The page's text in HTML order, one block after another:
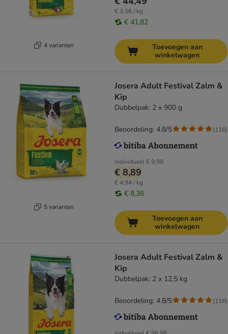
4 varianten
€ 3,56 / kg
€ 41,82
Toevoegen aan
winkelwagen
5 varianten
Josera Adult Festival Zalm &
Kip
Dubbelpak: 2 x 900 g
individueel€ 9,98
€ 8,89
€ 4,94 / kg
€ 8,36
Beoordeling: 4.8/5 (116)
Toevoegen aan
winkelwagen
Josera Adult Festival Zalm &
Kip
Dubbelpak: 2 x 12,5 kg
Beoordeling: 4.8/5 (116)